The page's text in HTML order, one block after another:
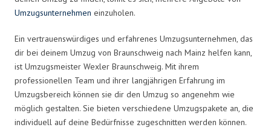
Umzugsunternehmen einzuholen.
Ein vertrauenswürdiges und erfahrenes Umzugsunternehmen, das
dir bei deinem Umzug von Braunschweig nach Mainz helfen kann,
ist Umzugsmeister Wexler Braunschweig. Mit ihrem
professionellen Team und ihrer langjährigen Erfahrung im
Umzugsbereich können sie dir den Umzug so angenehm wie
möglich gestalten. Sie bieten verschiedene Umzugspakete an, die
individuell auf deine Bedürfnisse zugeschnitten werden können.